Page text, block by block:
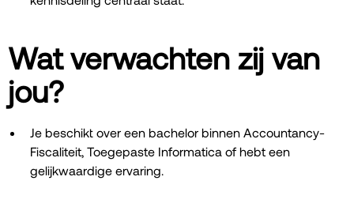
Wat verwachten zij van
jou?
Je beschikt over een bachelor binnen Accountancy-
Fiscaliteit, Toegepaste Informatica of hebt een
gelijkwaardige ervaring.